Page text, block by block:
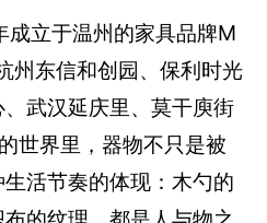
成立于温州的家具品牌M
州东信和创园、保利时光
武汉延庆里、莫干庾街
世界里，器物不只是被
活节奏的体现：木勺的